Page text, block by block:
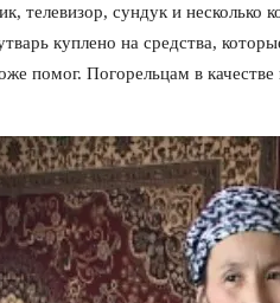
телевизор, сундук и
куплено на средства,
помог. Погорельцам в